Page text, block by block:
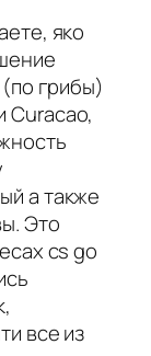
яко
грибы)
Curacao,
а также
Это
cs go
все из